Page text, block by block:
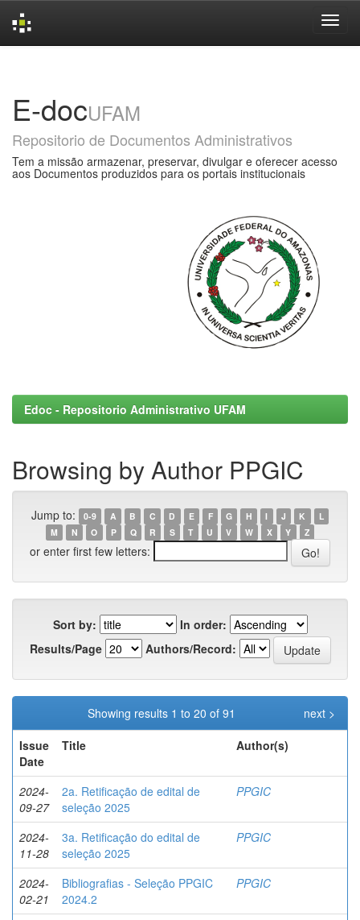
E-docUFAM
Repositorio de Documentos Administrativos
Tem a missão armazenar, preservar, divulgar e oferecer acesso
aos Documentos produzidos para os portais institucionais
Edoc - Repositorio Administrativo UFAM
Browsing by Author PPGIC
Jump to: 0-9 A B C D E F G H I J K
L
M
N O P Q R S T U V W X Y Z
or enter first few letters:
Sort by:
In order:
Results/Page
Authors/Record:
Showing results 1 to 20 of 91
next >
Issue
Date
Title Author(s)
2024-
09-27
2a. Retificação de edital de
seleção 2025
PPGIC
2024-
11-28
3a. Retificação do edital de
seleção 2025
PPGIC
2024-
02-21
Bibliografias - Seleção PPGIC
2024.2
PPGIC